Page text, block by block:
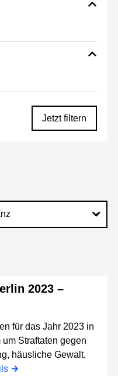
Jetzt filtern
2023 –
für das Jahr 2023 in
Straftaten gegen
häusliche Gewalt,